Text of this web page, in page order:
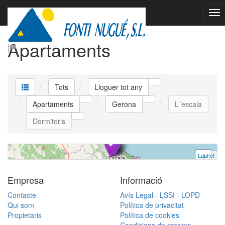
Lloguer tot any
Apartaments
Tots
Lloguer tot any
Apartaments
Gerona
L´escala
Dormitoris
L´escala
3 dormitoris | 6 ocupants | 890 €
HUTG-036887-38 | Ref. El Dali B | Lloguer tot
any
+
Leaflet
Empresa
Contacte
Qui som
Propietaris
Informació
Avís Legal - LSSI - LOPD
Política de privacitat
Política de cookies